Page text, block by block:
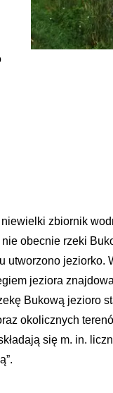
zbiornik
nie obecnie rzeki
utworzono
jeziora
Bukową jezioro
okolicznych
się m. in.